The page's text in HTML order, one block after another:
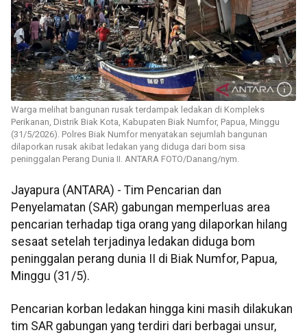
Warga melihat bangunan rusak terdampak ledakan di Kompleks
Perikanan, Distrik Biak Kota, Kabupaten Biak Numfor, Papua, Minggu
(31/5/2026). Polres Biak Numfor menyatakan sejumlah bangunan
dilaporkan rusak akibat ledakan yang diduga dari bom sisa
peninggalan Perang Dunia II. ANTARA FOTO/Danang/nym.
Jayapura (ANTARA) - Tim Pencarian dan
Penyelamatan (SAR) gabungan memperluas area
pencarian terhadap tiga orang yang dilaporkan hilang
sesaat setelah terjadinya ledakan diduga bom
peninggalan perang dunia II di Biak Numfor, Papua,
Minggu (31/5).
Pencarian korban ledakan hingga kini masih dilakukan
tim SAR gabungan yang terdiri dari berbagai unsur,